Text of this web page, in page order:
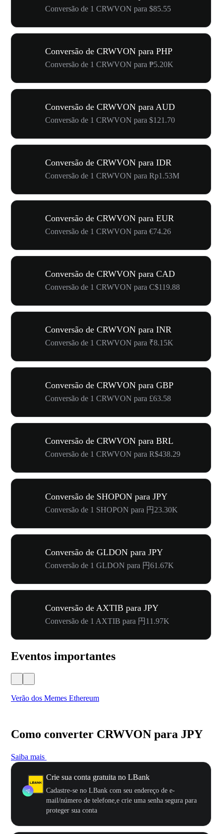
Conversão de 1 CRWVON para $85.55
Conversão de CRWVON para PHP
Conversão de 1 CRWVON para ₱5.20K
Conversão de CRWVON para AUD
Conversão de 1 CRWVON para $121.70
Conversão de CRWVON para IDR
Conversão de 1 CRWVON para Rp1.53M
Conversão de CRWVON para EUR
Conversão de 1 CRWVON para €74.26
Conversão de CRWVON para CAD
Conversão de 1 CRWVON para C$119.88
Conversão de CRWVON para INR
Conversão de 1 CRWVON para ₹8.15K
Conversão de CRWVON para GBP
Conversão de 1 CRWVON para £63.58
Conversão de CRWVON para BRL
Conversão de 1 CRWVON para R$438.29
Conversão de SHOPON para JPY
Conversão de 1 SHOPON para 円23.30K
Conversão de GLDON para JPY
Conversão de 1 GLDON para 円61.67K
Conversão de AXTIB para JPY
Conversão de 1 AXTIB para 円11.97K
Eventos importantes
Verão dos Memes Ethereum
Como converter CRWVON para JPY
Saiba mais
Crie sua conta gratuita no LBank
Cadastre-se no LBank com seu endereço de e-
mail/número de telefone,e crie uma senha segura para
proteger sua conta